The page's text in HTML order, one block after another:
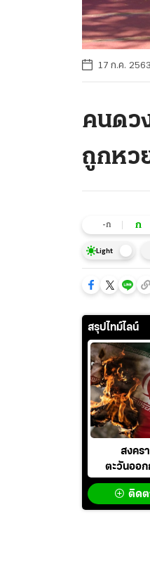
17 ก.ค.
คนดว
ถูกหว
-ก ก
Light
สรุปไทม์ไลน์
สงคร
ตะวันออก
ติดต